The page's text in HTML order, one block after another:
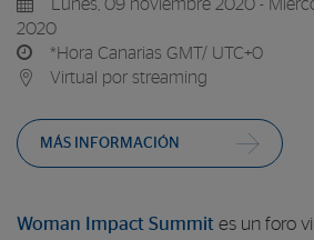
Lunes, 09 noviembre 2020 -
2020
*Hora Canarias GMT/ UTC+0
Virtual por streaming
MÁS INFORMACIÓN
Woman Impact Summit es un foro